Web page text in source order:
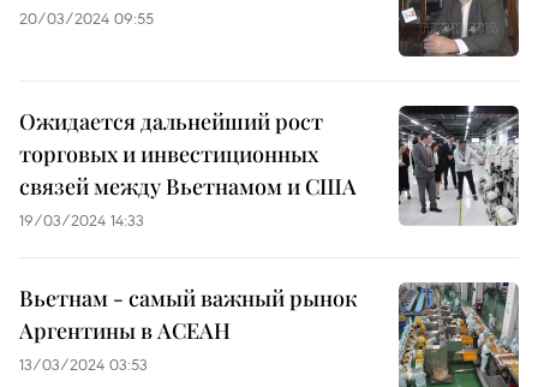
20/03/2024 09:55
Ожидается дальнейший рост
торговых и инвестиционных
связей между Вьетнамом и США
19/03/2024 14:33
Вьетнам - самый важный рынок
Аргентины в АСЕАН
13/03/2024 03:53